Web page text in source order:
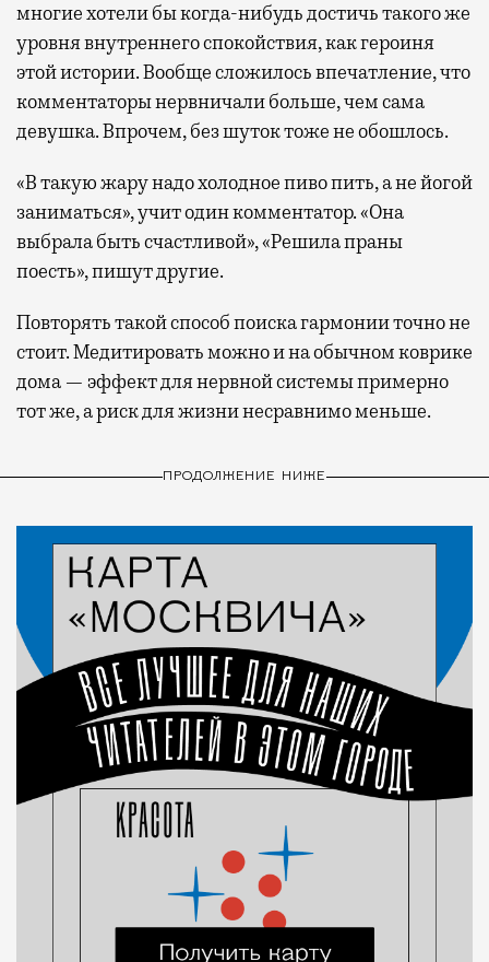
многие хотели бы когда-нибудь достичь такого же
уровня внутреннего спокойствия, как героиня
этой истории. Вообще сложилось впечатление, что
комментаторы нервничали больше, чем сама
девушка. Впрочем, без шуток тоже не обошлось.
«В такую жару надо холодное пиво пить, а не йогой
заниматься», учит один комментатор. «Она
выбрала быть счастливой», «Решила праны
поесть», пишут другие.
Повторять такой способ поиска гармонии точно не
стоит. Медитировать можно и на обычном коврике
дома — эффект для нервной системы примерно
тот же, а риск для жизни несравнимо меньше.
ПРОДОЛЖЕНИЕ НИЖЕ